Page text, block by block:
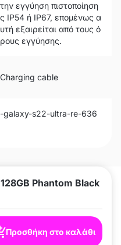
Phantom Black
Προσθήκη στο καλάθι
την εγγύηση πιστοποίηση
ς IP54 ή IP67, επομένως α
υτή εξαιρείται από τους ό
ρους εγγύησης.
Charging cable
-galaxy-s22-ultra-re-636